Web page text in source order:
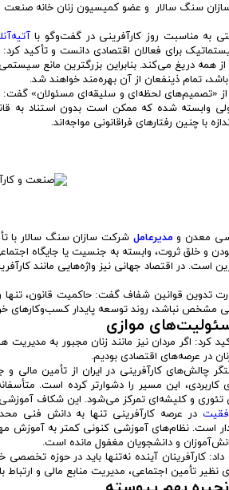
سنگ سالار و عضو کمیسیون زنان خانه صنعت
به مناسبت روز کارآفرینی در گفت‌وگو با
برای فعالان اقتصادی دانست و تأکید
همه دریغ می‌کند. بنابراین بزرگترین مانع
تمام ذینفعان از آن بهره‌مند خواهند شد.
از «تصمیم‌های لحظه‌ای و سلیقه‌ای مسئولان» گفت:
وابسته شده که ممکن است بدون استناد به
با چنین رفتارهای فراقانونی مواجه‌اند.
معدن ومدیرعامل شرکت سازان سنگ سالار با
و خلق ثروت، وابسته به جنسیت یا جایگاه
است. در اقتصاد جهانی نیز واژه‌هایی مانند
تدوین قوانین شفاف گفت: حاکمیت قانون، تنها
مشخص نباشد، روند توسعه پایدار کسب‌وکارهای
موازی
کرد: اگر مردان نیز مانند زنان مجبور به
در عرصه‌های اقتصادی بودیم.
چالش‌های کارآفرینی در ایران از تأمین مالی و
این مسیر را دشوارتر کرده است.
تئوری و کلیشه‌ای تمرکز می‌شود. این شکاف
در عرصه کارآفرینی تنها به دانش فنی
است. نظام‌های آموزشی کنونی کمتر به آموزش
و دانشجویان مغفول مانده است.
داد: کارآفرینان آینده نه‌تنها باید در حوزه
نظیر تأمین اجتماعی، مدیریت منابع مالی و ارتباط